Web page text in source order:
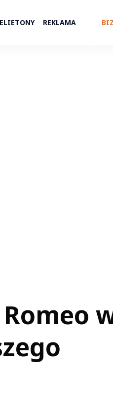
REKLAMA